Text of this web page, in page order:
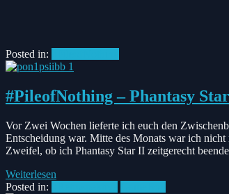
Posted in:
#PileofNothing – Phantasy
Vor Zwei Wochen lieferte ich euch den
Entscheidung war. Mitte des Monats war ich
Zweifel, ob ich Phantasy Star II zeitgerecht
Weiterlesen
Posted in: